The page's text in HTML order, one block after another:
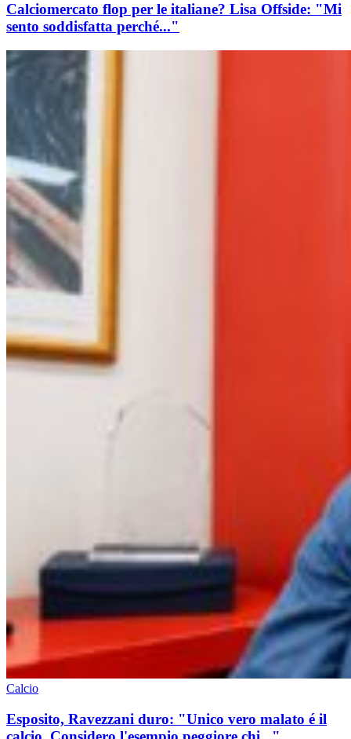
Calciomercato flop per le italiane? Lisa Offside: "Mi
sento soddisfatta perché..."
Calcio
Esposito, Ravezzani duro: "Unico vero malato é il